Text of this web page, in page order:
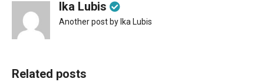
Ika Lubis
Another post by Ika Lubis
Related posts